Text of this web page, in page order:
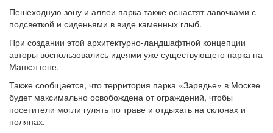
Пешеходную зону и аллеи парка также оснастят лавочками с
подсветкой и сиденьями в виде каменных глыб.
При создании этой архитектурно-ландшафтной концепции
авторы воспользовались идеями уже существующего парка на
Манхэттене.
Также сообщается, что территория парка «Зарядье» в Москве
будет максимально освобождена от ограждений, чтобы
посетители могли гулять по траве и отдыхать на склонах и
полянах.